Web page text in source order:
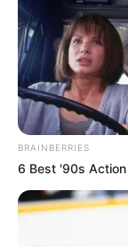
Alerta Tolima
El presunto
Por:Nelson
Mayo 26, 2025
BRAINBERRIES
6 Best '90s